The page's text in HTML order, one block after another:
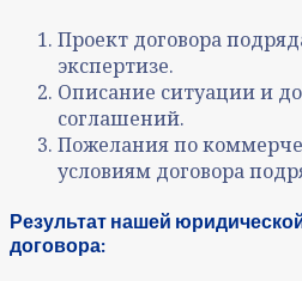
Проект договора
экспертизе.
Описание ситуации и
соглашений.
Пожелания по
условиям договора
Результат нашей
договора: